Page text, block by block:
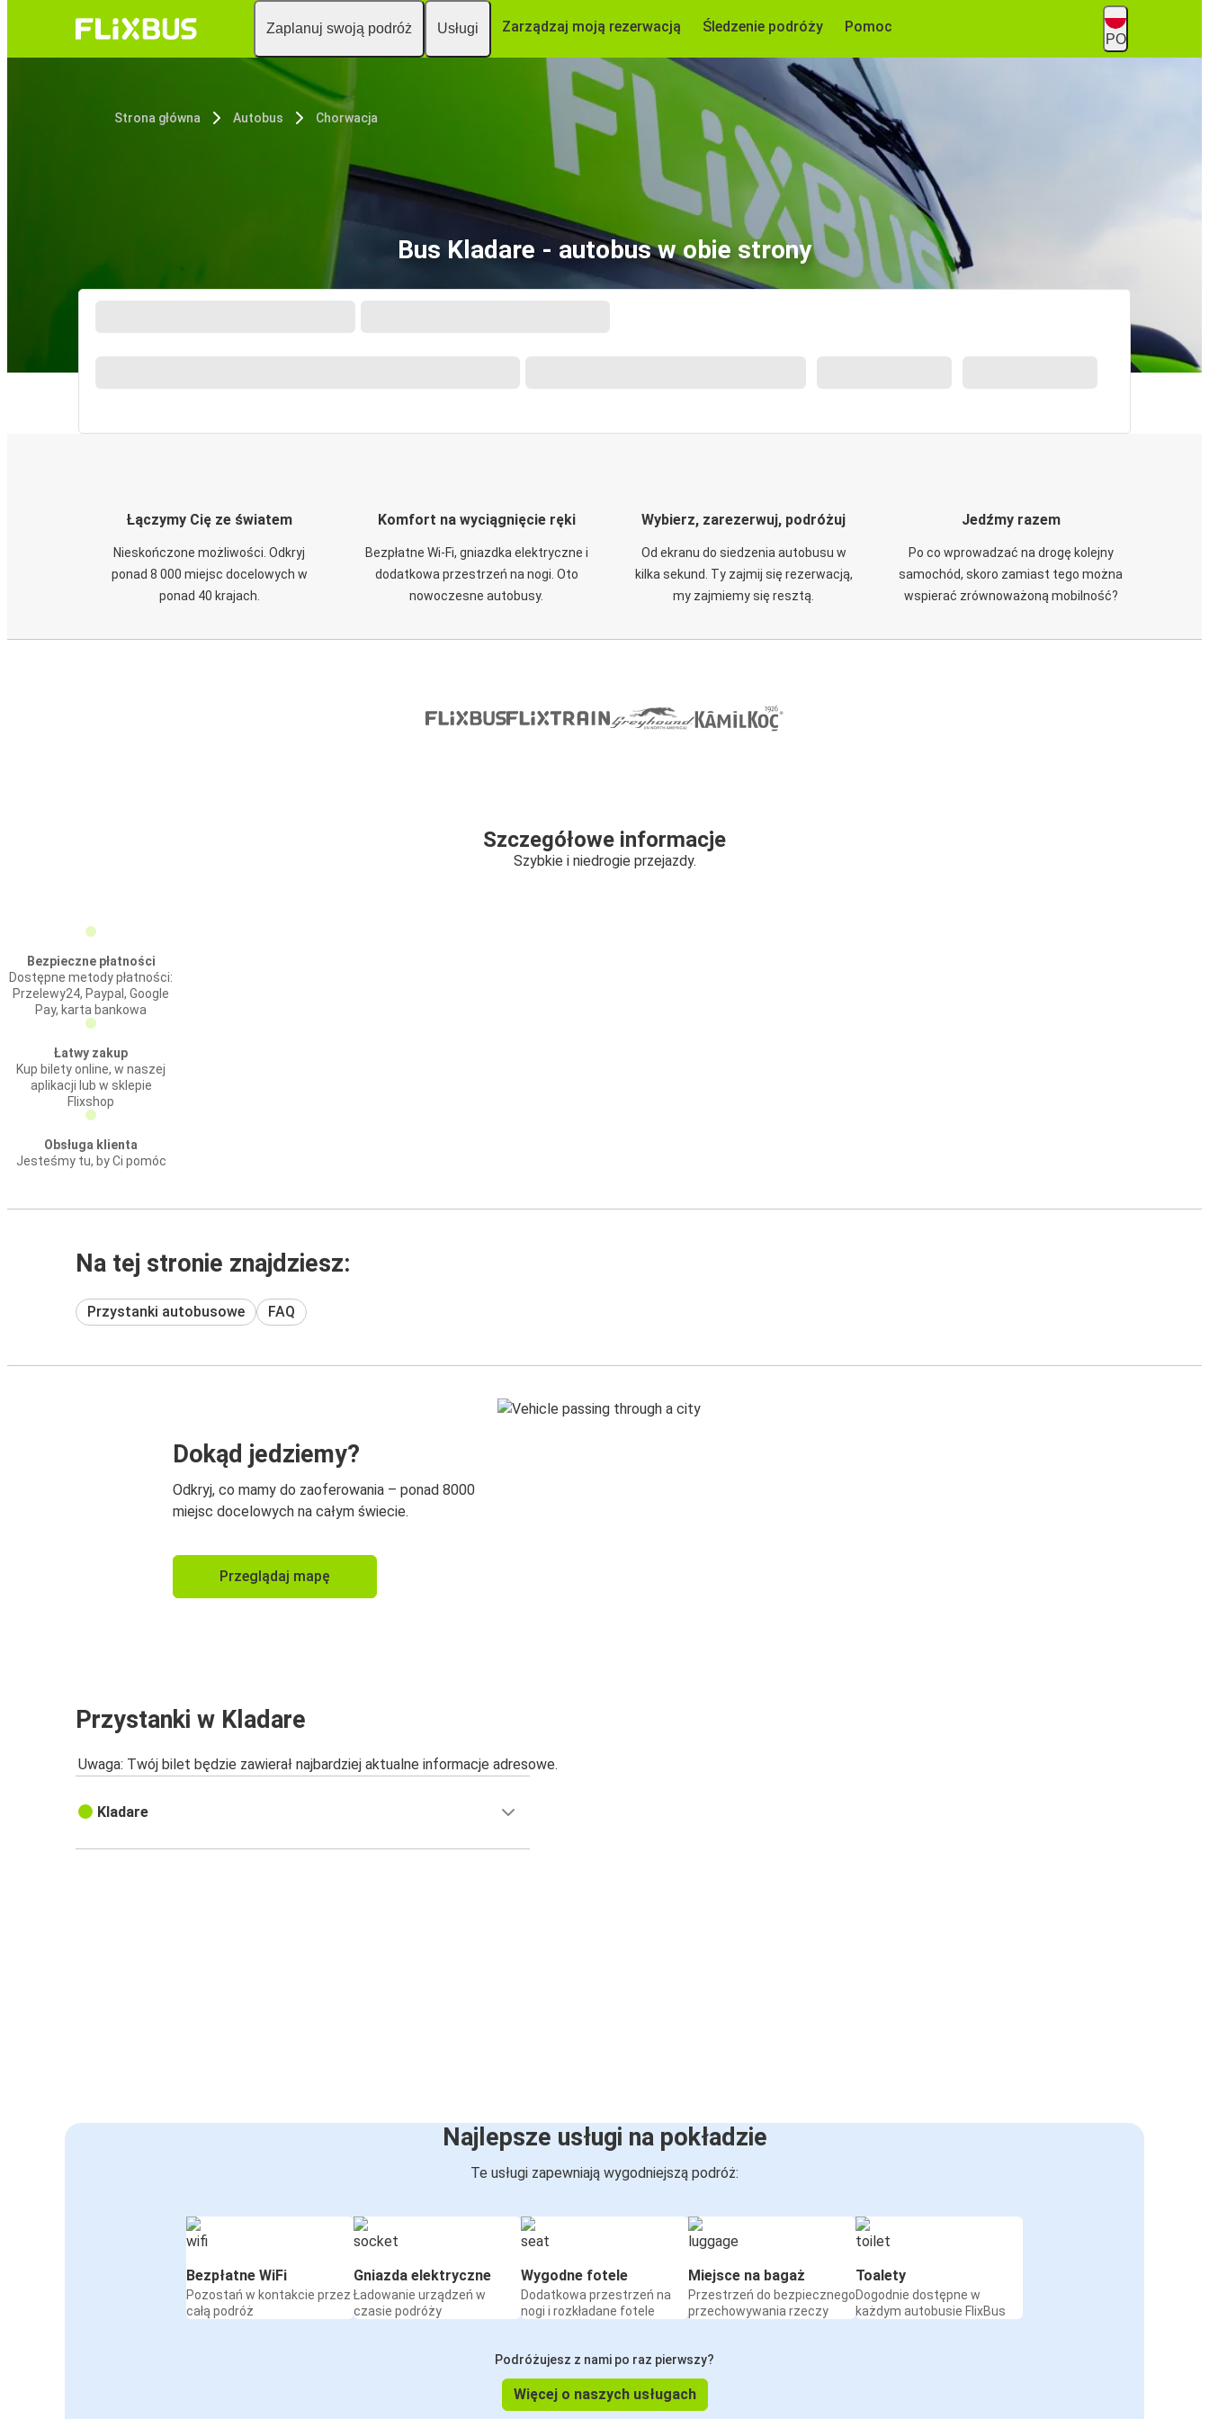
Zaplanuj swoją podróż Usługi Zarządzaj moją rezerwacją Śledzenie podróży Pomoc
PO
Strona główna Autobus Chorwacja
Bus Kladare - autobus w obie strony
Łączymy Cię ze światem
Nieskończone możliwości. Odkryj
ponad 8 000 miejsc docelowych w
ponad 40 krajach.
Komfort na wyciągnięcie ręki
Bezpłatne Wi-Fi, gniazdka elektryczne i
dodatkowa przestrzeń na nogi. Oto
nowoczesne autobusy.
Wybierz, zarezerwuj, podróżuj
Od ekranu do siedzenia autobusu w
kilka sekund. Ty zajmij się rezerwacją,
my zajmiemy się resztą.
Jedźmy razem
Po co wprowadzać na drogę kolejny
samochód, skoro zamiast tego można
wspierać zrównoważoną mobilność?
Szczegółowe informacje
Szybkie i niedrogie przejazdy.
Bezpieczne płatności
Dostępne metody płatności:
Przelewy24, Paypal, Google
Pay, karta bankowa
Łatwy zakup
Kup bilety online, w naszej
aplikacji lub w sklepie
Flixshop
Obsługa klienta
Jesteśmy tu, by Ci pomóc
Na tej stronie znajdziesz:
Przystanki autobusowe FAQ
Dokąd jedziemy?
Odkryj, co mamy do zaoferowania – ponad 8000
miejsc docelowych na całym świecie.
Przeglądaj mapę
Przystanki w Kladare
Uwaga: Twój bilet będzie zawierał najbardziej aktualne informacje adresowe.
Kladare
Najlepsze usługi na pokładzie
Te usługi zapewniają wygodniejszą podróż:
Bezpłatne WiFi
Pozostań w kontakcie przez
całą podróż
Gniazda elektryczne
Ładowanie urządzeń w
czasie podróży
Wygodne fotele
Dodatkowa przestrzeń na
nogi i rozkładane fotele
Miejsce na bagaż
Przestrzeń do bezpiecznego
przechowywania rzeczy
Toalety
Dogodnie dostępne w
każdym autobusie FlixBus
Podróżujesz z nami po raz pierwszy?
Więcej o naszych usługach